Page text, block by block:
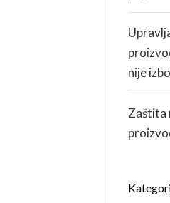
nije
Zaštita